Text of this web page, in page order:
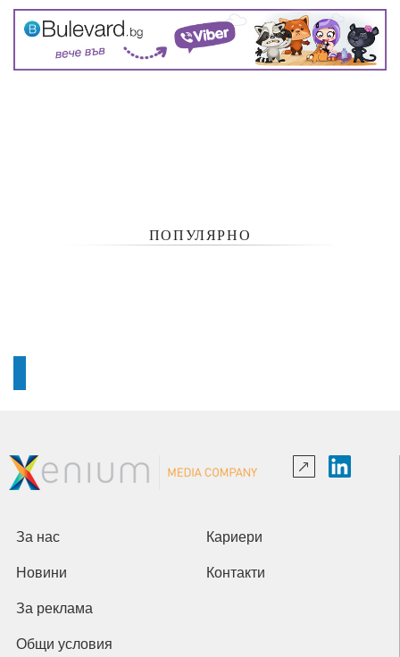
ПОПУЛЯРНО
За нас Кариери
Новини Контакти
За реклама
Общи условия